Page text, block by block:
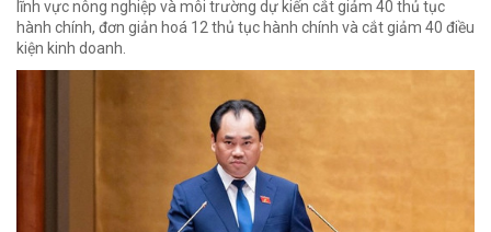
lĩnh vực nông nghiệp và môi trường dự kiến cắt giảm 40 thủ tục
hành chính, đơn giản hoá 12 thủ tục hành chính và cắt giảm 40 điều
kiện kinh doanh.